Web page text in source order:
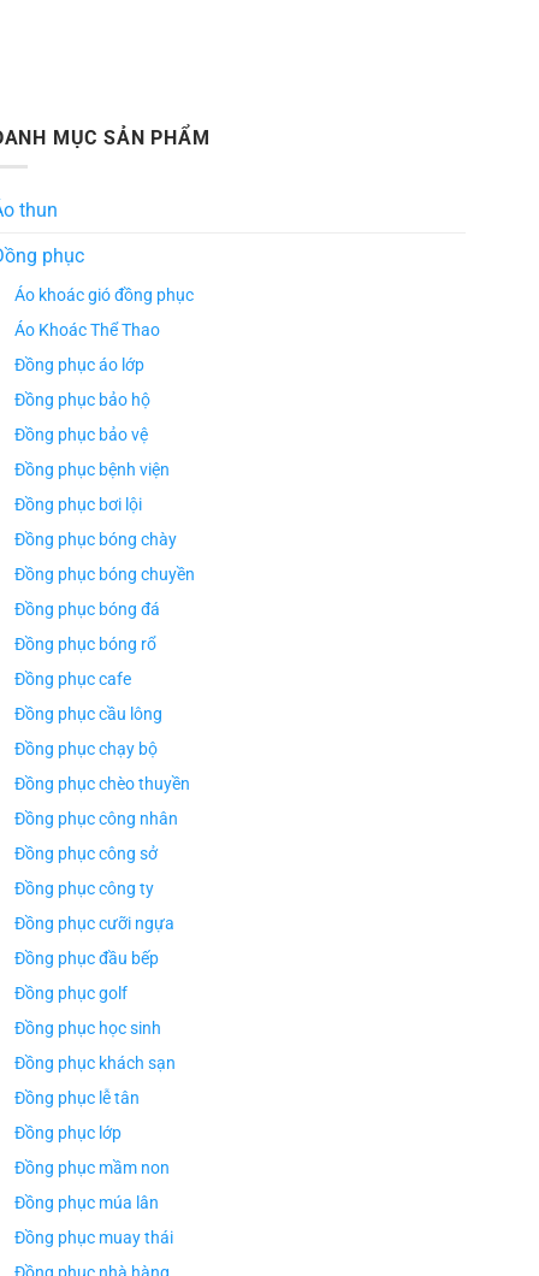
MỤC SẢN PHẨM
thun
phục
Áo khoác gió đồng phục
Áo Khoác Thể Thao
Đồng phục áo lớp
Đồng phục bảo hộ
Đồng phục bảo vệ
Đồng phục bệnh viện
Đồng phục bơi lội
Đồng phục bóng chày
Đồng phục bóng chuyền
Đồng phục bóng đá
Đồng phục bóng rổ
Đồng phục cafe
Đồng phục cầu lông
Đồng phục chạy bộ
Đồng phục chèo thuyền
Đồng phục công nhân
Đồng phục công sở
Đồng phục công ty
Đồng phục cưỡi ngựa
Đồng phục đầu bếp
Đồng phục golf
Đồng phục học sinh
Đồng phục khách sạn
Đồng phục lễ tân
Đồng phục lớp
Đồng phục mầm non
Đồng phục múa lân
Đồng phục muay thái